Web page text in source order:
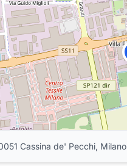
Cassina de' Pecchi, Milano